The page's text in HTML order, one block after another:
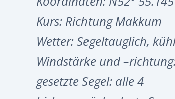
Kurs: Richtung Makkum
Wetter: Segeltauglich,
Windstärke und
gesetzte Segel: alle 4